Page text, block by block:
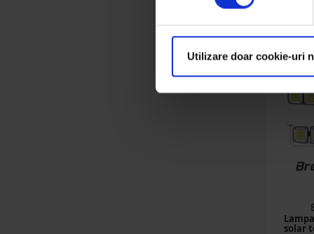
Utilizare doar cookie-uri
solar